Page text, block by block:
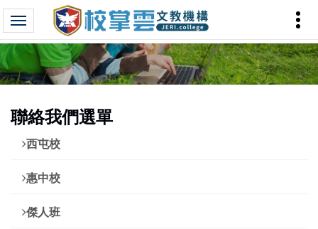
聯絡我們選單
西屯校
惠中校
傑人班